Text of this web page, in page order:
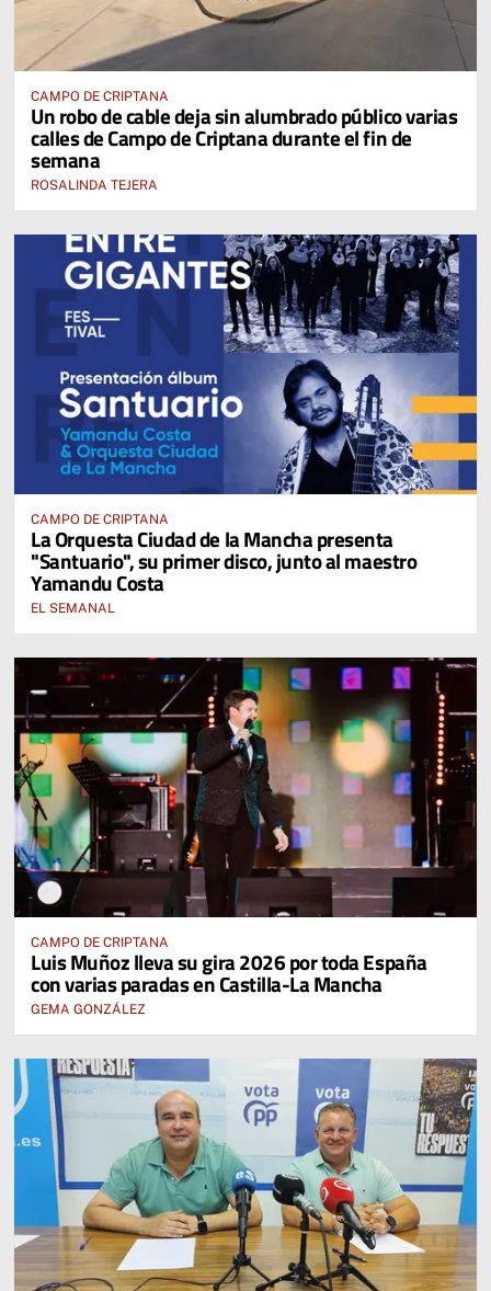
CAMPO DE CRIPTANA
Un robo de cable deja sin alumbrado público varias
calles de Campo de Criptana durante el fin de
semana
ROSALINDA TEJERA
CAMPO DE CRIPTANA
La Orquesta Ciudad de la Mancha presenta
"Santuario", su primer disco, junto al maestro
Yamandu Costa
EL SEMANAL
CAMPO DE CRIPTANA
Luis Muñoz lleva su gira 2026 por toda España
con varias paradas en Castilla-La Mancha
GEMA GONZÁLEZ